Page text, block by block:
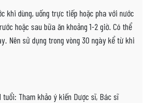
khi dùng, uống trực tiếp hoặc pha với nước
hoặc sau bữa ăn khoảng 1-2 giờ. Có thể
Nên sử dụng trong vòng 30 ngày kể từ khi
tuổi: Tham khảo ý kiến Dược sĩ, Bác sĩ